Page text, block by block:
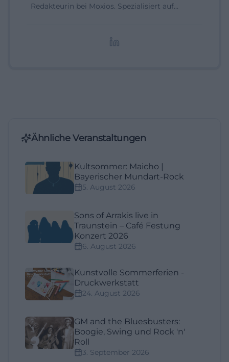
Redakteurin bei Moxios. Spezialisiert auf
Ähnliche Veranstaltungen
Kultsommer: Maicho |
Bayerischer Mundart-Rock
5. August 2026
Sons of Arrakis live in
Traunstein – Café Festung
Konzert 2026
6. August 2026
Kunstvolle Sommerferien -
Druckwerkstatt
24. August 2026
GM and the Bluesbusters:
Boogie, Swing und Rock 'n'
Roll
3. September 2026